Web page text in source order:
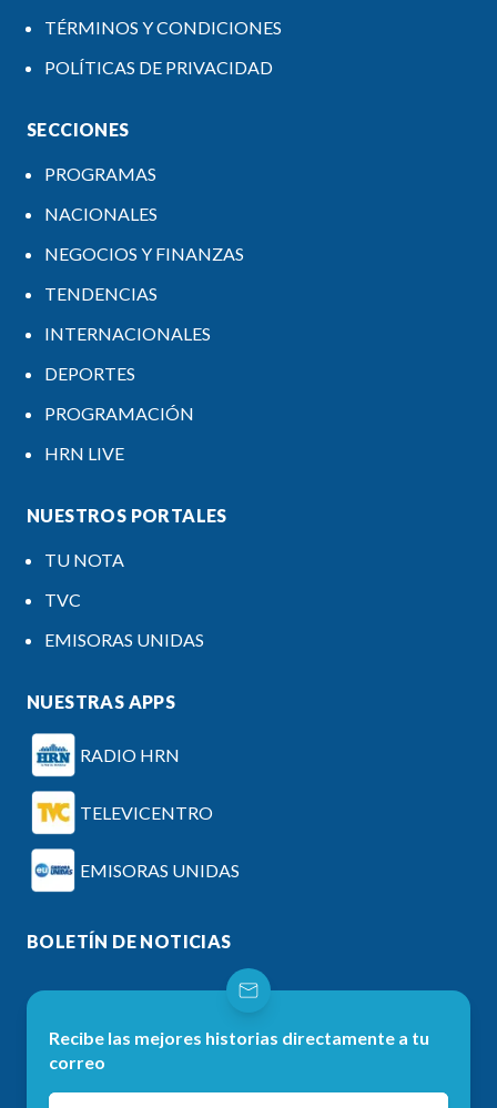
TÉRMINOS Y CONDICIONES
POLÍTICAS DE PRIVACIDAD
SECCIONES
PROGRAMAS
NACIONALES
NEGOCIOS Y FINANZAS
TENDENCIAS
INTERNACIONALES
DEPORTES
PROGRAMACIÓN
HRN LIVE
NUESTROS PORTALES
TU NOTA
TVC
EMISORAS UNIDAS
NUESTRAS APPS
RADIO HRN
TELEVICENTRO
EMISORAS UNIDAS
BOLETÍN DE NOTICIAS
Recibe las mejores historias directamente a tu
correo